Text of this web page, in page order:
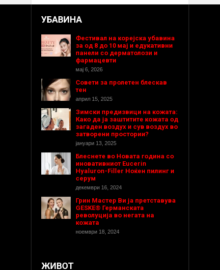
УБАВИНА
Фестивал на корејска убавина
за од 8 до 10 мај и едукативни
панели со дерматолози и
фармацевти
мај 6, 2026
Совети за пролетен блескав
тен
април 15, 2025
Зимски предизвици на кожата:
Како да ја заштитите кожата од
загаден воздух и сув воздух во
затворени простории?
јануари 13, 2025
Блеснете во Новата година со
иновативниот Eucerin
Hyaluron-Filler Ноќен пилинг и
серум
декември 16, 2024
Грин Мастер Ви ја претставува
GESKE® Германската
револуција во негата на
кожата
ноември 18, 2024
ЖИВОТ